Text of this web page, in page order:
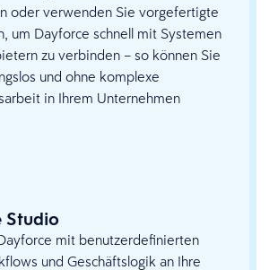
oder verwenden Sie vorgefertigte
um Dayforce schnell mit Systemen
zu verbinden – so können Sie
und ohne komplexe
in Ihrem Unternehmen
Studio
mit benutzerdefinierten
und Geschäftslogik an Ihre